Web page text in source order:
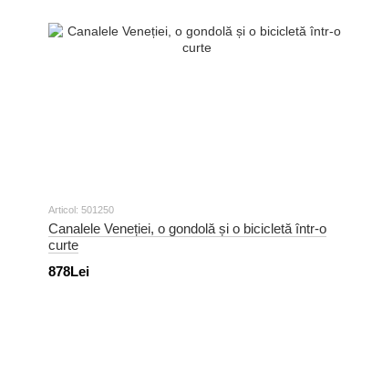
Articol: 501250
Canalele Veneției, o gondolă și o bicicletă într-o
curte
878Lei